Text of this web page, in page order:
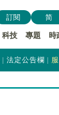
科技 專題 時
訂閱 简
法定公告欄